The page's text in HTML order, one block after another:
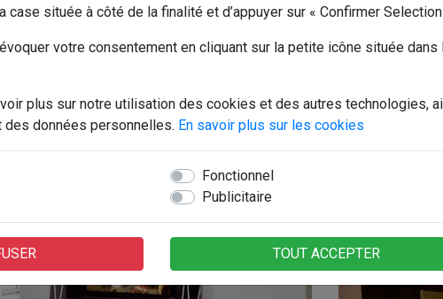
située à côté de la finalité et d’appuyer sur « Confirmer Selection
votre consentement en cliquant sur la petite icône située dans
plus sur notre utilisation des cookies et des autres technologies,
données personnelles. En savoir plus sur les cookies
Fonctionnel
Publicitaire
TOUT ACCEPTER
FONDIS - STELLA 3 H700